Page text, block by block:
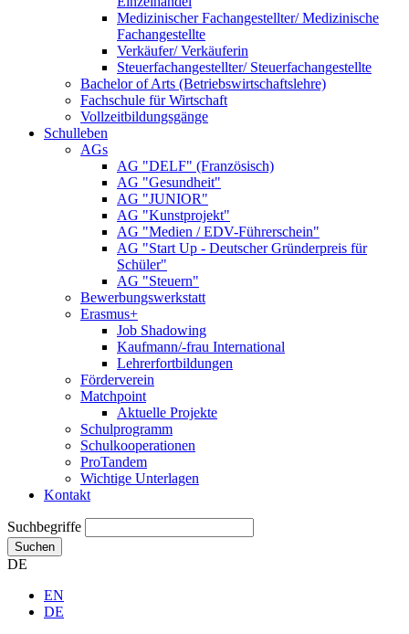
Medizinischer Fachangestellter/ Medizinische
Fachangestellte
Verkäufer/ Verkäuferin
Steuerfachangestellter/ Steuerfachangestellte
Bachelor of Arts (Betriebswirtschaftslehre)
Fachschule für Wirtschaft
Vollzeitbildungsgänge
Schulleben
AGs
AG "DELF" (Französisch)
AG "Gesundheit"
AG "JUNIOR"
AG "Kunstprojekt"
AG "Medien / EDV-Führerschein"
AG "Start Up - Deutscher Gründerpreis für
Schüler"
AG "Steuern"
Bewerbungswerkstatt
Erasmus+
Job Shadowing
Kaufmann/-frau International
Lehrerfortbildungen
Förderverein
Matchpoint
Aktuelle Projekte
Schulprogramm
Schulkooperationen
ProTandem
Wichtige Unterlagen
Kontakt
Suchbegriffe
Suchen
DE
EN
DE